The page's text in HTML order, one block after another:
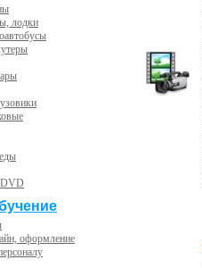
лодки
DVD
оформление